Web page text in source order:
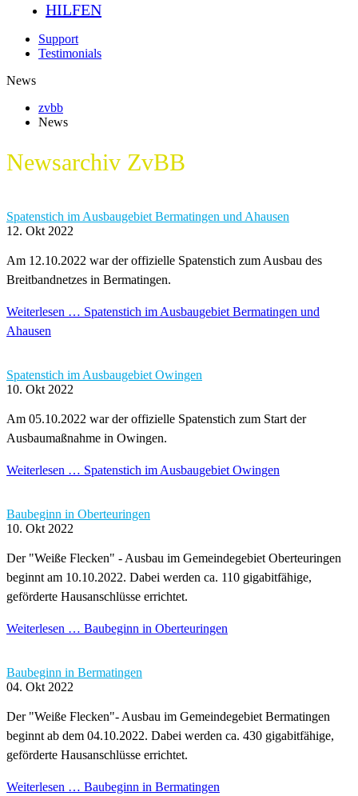
HILFEN
Support
Testimonials
News
zvbb
News
Newsarchiv ZvBB
Spatenstich im Ausbaugebiet Bermatingen und Ahausen
12. Okt 2022
Am 12.10.2022 war der offizielle Spatenstich zum Ausbau des
Breitbandnetzes in Bermatingen.
Weiterlesen … Spatenstich im Ausbaugebiet Bermatingen und
Ahausen
Spatenstich im Ausbaugebiet Owingen
10. Okt 2022
Am 05.10.2022 war der offizielle Spatenstich zum Start der
Ausbaumaßnahme in Owingen.
Weiterlesen … Spatenstich im Ausbaugebiet Owingen
Baubeginn in Oberteuringen
10. Okt 2022
Der "Weiße Flecken" - Ausbau im Gemeindegebiet Oberteuringen
beginnt am 10.10.2022. Dabei werden ca. 110 gigabitfähige,
geförderte Hausanschlüsse errichtet.
Weiterlesen … Baubeginn in Oberteuringen
Baubeginn in Bermatingen
04. Okt 2022
Der "Weiße Flecken"- Ausbau im Gemeindegebiet Bermatingen
beginnt ab dem 04.10.2022. Dabei werden ca. 430 gigabitfähige,
geförderte Hausanschlüsse errichtet.
Weiterlesen … Baubeginn in Bermatingen